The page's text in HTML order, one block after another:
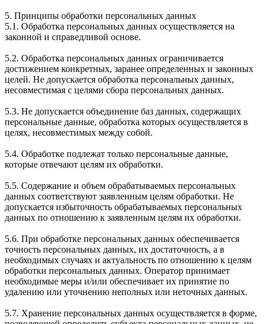
5. Принципы обработки персональных данных
5.1. Обработка персональных данных осуществляется на
законной и справедливой основе.
5.2. Обработка персональных данных ограничивается
достижением конкретных, заранее определенных и законных
целей. Не допускается обработка персональных данных,
несовместимая с целями сбора персональных данных.
5.3. Не допускается объединение баз данных, содержащих
персональные данные, обработка которых осуществляется в
целях, несовместимых между собой.
5.4. Обработке подлежат только персональные данные,
которые отвечают целям их обработки.
5.5. Содержание и объем обрабатываемых персональных
данных соответствуют заявленным целям обработки. Не
допускается избыточность обрабатываемых персональных
данных по отношению к заявленным целям их обработки.
5.6. При обработке персональных данных обеспечивается
точность персональных данных, их достаточность, а в
необходимых случаях и актуальность по отношению к целям
обработки персональных данных. Оператор принимает
необходимые меры и/или обеспечивает их принятие по
удалению или уточнению неполных или неточных данных.
5.7. Хранение персональных данных осуществляется в форме,